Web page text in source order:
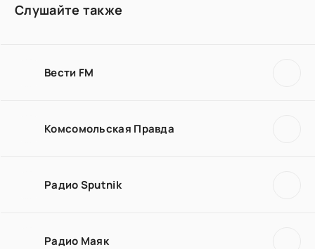
Слушайте также
Вести FM
Комсомольская Правда
Радио Sputnik
Радио Маяк